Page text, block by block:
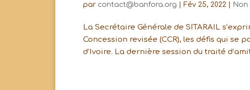
par contact@banfora.org Fév 25, 2022 Non
La Secrétaire Générale de SITARAIL
Concession revisée (CCR), les défis qui se
d’Ivoire. La dernière session du traité